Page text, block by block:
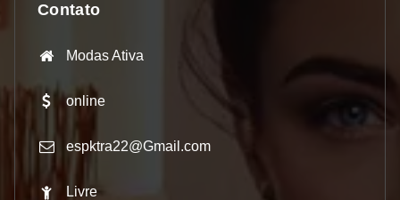
Contato
Modas Ativa
online
espktra22@Gmail.com
Livre